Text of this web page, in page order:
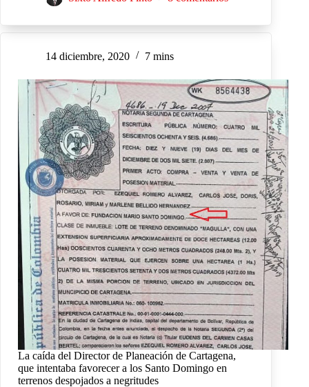
14 diciembre, 2020 7 mins
La caída del Director de Planeación de Cartagena,
que intentaba favorecer a los Santo Domingo en
terrenos despojados a negritudes